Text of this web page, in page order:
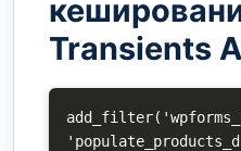
Transients